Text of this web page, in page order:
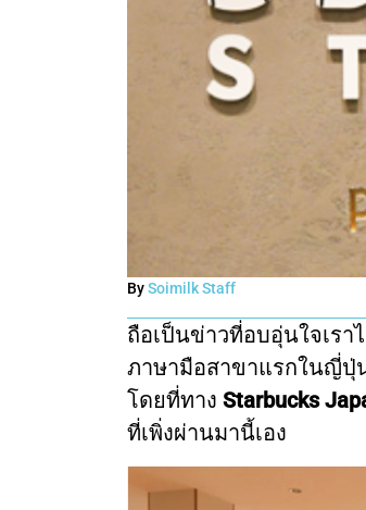
BySoimilk Staff
ถือเป็นข่าวที่อบอุ่นใจเร
ภาษามือสาขาแรกในญี่ปุ่
โดยที่ทาง Starbucks
ที่เพิ่งผ่านมานี้เอง